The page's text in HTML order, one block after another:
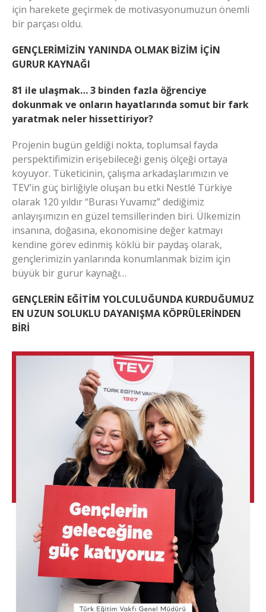
için harekete geçirmek de motivasyonumuzun önemli
bir parçası oldu.
GENÇLERİMİZİN YANINDA OLMAK BİZİM İÇİN
GURUR KAYNAĞI
81 ile ulaşmak… 3 binden fazla öğrenciye
dokunmak ve onların hayatlarında somut bir fark
yaratmak neler hissettiriyor?
Projenin bugün geldiği nokta, toplumsal fayda
perspektifimizin erişebileceği geniş ölçeği ortaya
koyuyor. Tüketicinin, çalışma arkadaşlarımızın ve
TEV’in güç birliğiyle oluşan bu etki Nestlé Türkiye
olarak 120 yıldır “Burası Yuvamız” dediğimiz
anlayışımızın en güzel temsillerinden biri. Ülkemizin
insanına, doğasına, ekonomisine değer katmayı
kendine görev edinmiş köklü bir paydaş olarak,
gençlerimizin yanlarında konumlanmak bizim için
büyük bir gurur kaynağı…
GENÇLERİN EĞİTİM YOLCULUĞUNDA KURDUĞUMUZ
EN UZUN SOLUKLU DAYANIŞMA KÖPRÜLERİNDEN
BİRİ